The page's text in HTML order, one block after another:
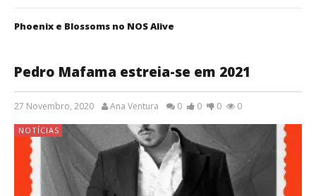
Phoenix e Blossoms no NOS Alive
Pedro Mafama estreia-se em 2021
27 Novembro, 2020 Ana Ventura 0 0 0 0
NOTÍCIAS